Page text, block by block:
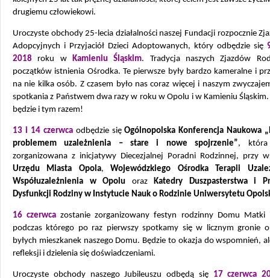
drugiemu człowiekowi.
Uroczyste obchody 25-lecia działalności naszej Fundacji rozpocznie
Adopcyjnych i Przyjaciół Dzieci Adoptowanych, który odbędzie się
2018 roku w Kamieniu Śląskim. Tradycja naszych Zjazdów
początków istnienia Ośrodka. Te pierwsze były bardzo kameralne i
na nie kilka osób. Z czasem było nas coraz więcej i naszym
spotkania z Państwem dwa razy w roku w Opolu i w Kamieniu
będzie i tym razem!
13 i 14 czerwcaodbędzie sięOgólnopolska Konferencja Naukowa
problemem uzależnienia – stare i nowe spojrzenie”, która
zorganizowana z inicjatywy Diecezjalnej Poradni Rodzinnej, przy
Urzędu Miasta Opola,Wojewódzkiego Ośrodka Terapii
Współuzależnienia w Opolu orazKatedry Duszpasterstwa i
Dysfunkcji Rodziny w Instytucie Nauk o Rodzinie Uniwersytetu
16 czerwca zostanie zorganizowany festyn rodzinny Domu Matki
podczas którego po raz pierwszy spotkamy się w licznym gronie
byłych mieszkanek naszego Domu. Będzie to okazja do wspomnień,
refleksji i dzielenia się doświadczeniami.
Uroczyste obchody naszego Jubileuszu odbędą się 17 czerwca